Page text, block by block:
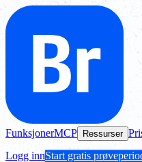
FunksjonerMCP Ressurser
Logg innStart gratis